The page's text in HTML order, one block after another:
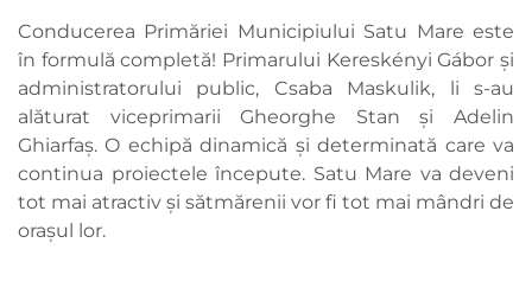
Conducerea Primăriei Municipiului Satu Mare este
în formulă completă! Primarului Kereskényi Gábor și
administratorului public, Csaba Maskulik, li s-au
alăturat viceprimarii Gheorghe Stan și Adelin
Ghiarfaș. O echipă dinamică și determinată care va
continua proiectele începute. Satu Mare va deveni
tot mai atractiv și sătmărenii vor fi tot mai mândri de
orașul lor.